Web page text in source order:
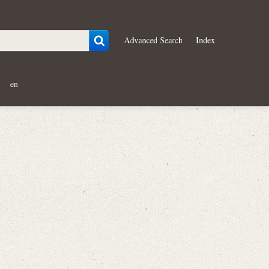
Advanced Search Index
en